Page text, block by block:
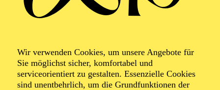
Wir verwenden Cookies, um unsere Angebote für
Sie möglichst sicher, komfortabel und
serviceorientiert zu gestalten. Essenzielle Cookies
sind unentbehrlich, um die Grundfunktionen der